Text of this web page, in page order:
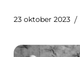
23 oktober 2023